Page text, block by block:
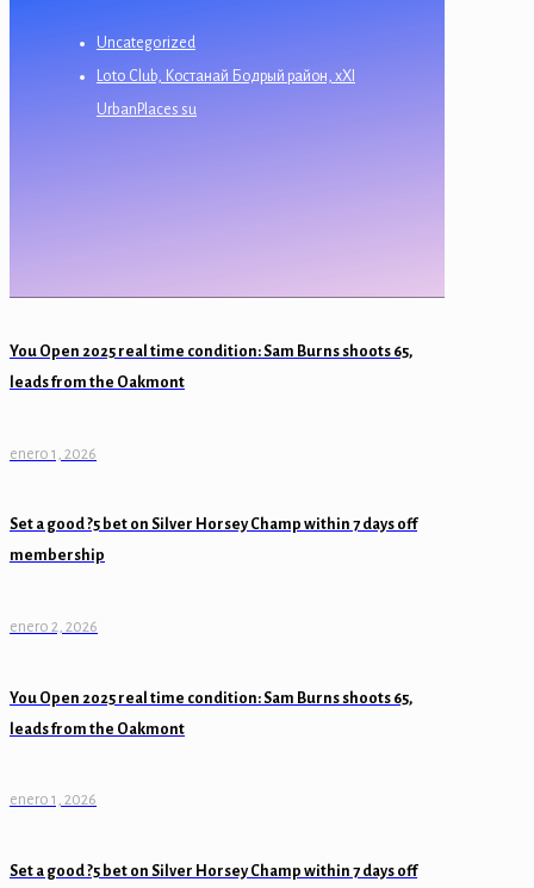
Uncategorized
Loto Club, Костанай Бодрый район, хХI
UrbanPlaces su
You Open 2025 real time condition: Sam Burns shoots 65,
leads from the Oakmont
enero 1, 2026
Set a good ?5 bet on Silver Horsey Champ within 7 days off
membership
enero 2, 2026
You Open 2025 real time condition: Sam Burns shoots 65,
leads from the Oakmont
enero 1, 2026
Set a good ?5 bet on Silver Horsey Champ within 7 days off